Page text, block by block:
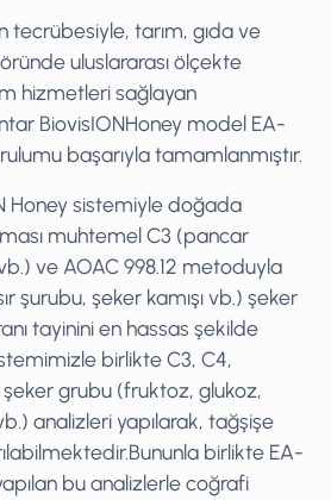
tecrübesiyle, tarım, gıda ve
uluslararası ölçekte
hizmetleri sağlayan
BiovisIONHoney model EA-
başarıyla tamamlanmıştır.
Honey sistemiyle doğada
muhtemel C3 (pancar
ve AOAC 998.12 metoduyla
şurubu, şeker kamışı vb.) şeker
tayinini en hassas şekilde
birlikte C3, C4,
grubu (fruktoz, glukoz,
analizleri yapılarak, tağşişe
birlikte EA-
bu analizlerle coğrafi